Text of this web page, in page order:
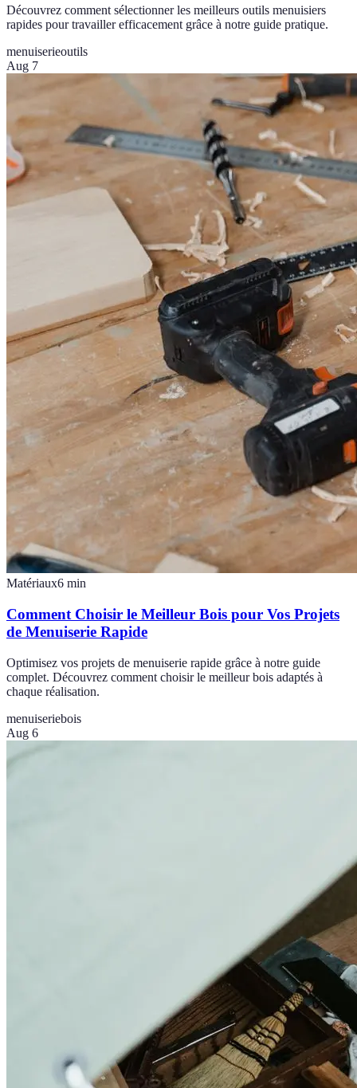
Découvrez comment sélectionner les meilleurs outils menuisiers
rapides pour travailler efficacement grâce à notre guide pratique.
menuiserieoutils
Aug 7
Matériaux6 min
Comment Choisir le Meilleur Bois pour Vos Projets
de Menuiserie Rapide
Optimisez vos projets de menuiserie rapide grâce à notre guide
complet. Découvrez comment choisir le meilleur bois adaptés à
chaque réalisation.
menuiseriebois
Aug 6